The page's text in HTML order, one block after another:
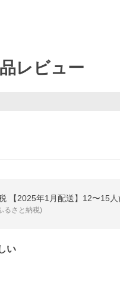
レビュー
【2025年1月配送】12〜15
るさと納税)
い